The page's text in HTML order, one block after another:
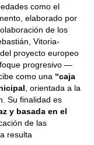
como el
elaborado por
de los
Vitoria-
proyecto europeo
progresivo —
como una “caja
, orientada a la
Su finalidad es
y basada en el
de las
resulta